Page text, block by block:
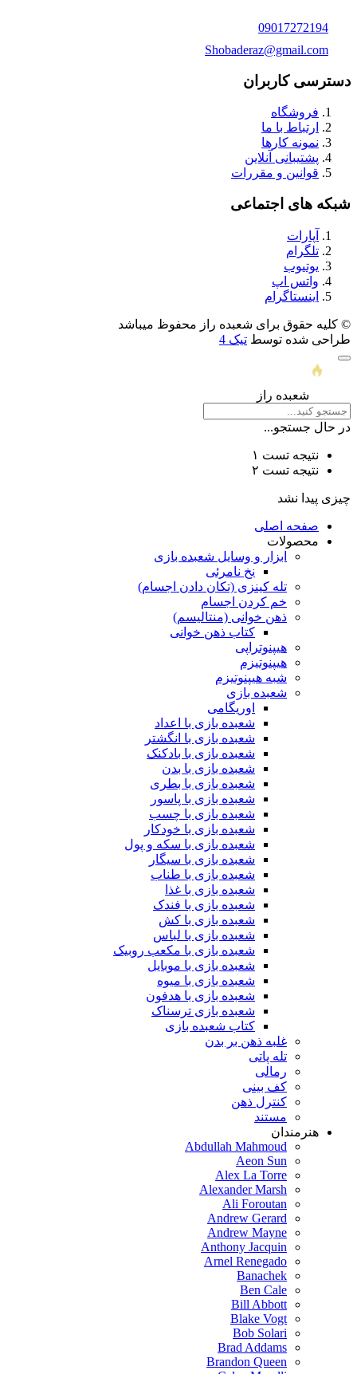
09017272194
Shobaderaz@gmail.com
دسترسی کاربران
فروشگاه
ارتباط با ما
نمونه کارها
پشتیبانی آنلاین
قوانین و مقررات
شبکه های اجتماعی
آپارات
تلگرام
یوتیوب
واتس اپ
اینستاگرام
© کلیه حقوق برای شعبده راز محفوظ میباشد
طراحی شده توسط تیک 4
شعبده راز
در حال جستجو...
نتیجه تست ۱
نتیجه تست ۲
چیزی پیدا نشد
صفحه اصلی
محصولات
ابزار و وسایل شعبده بازی
نخ نامرئی
تله کینزی (تکان دادن اجسام)
خم کردن اجسام
ذهن خوانی (منتالیسم)
کتاب ذهن خوانی
هیپنوتراپی
هیپنوتیزم
شبه هیپنوتیزم
شعبده بازی
اوریگامی
شعبده بازی با اعداد
شعبده بازی با انگشتر
شعبده بازی با بادکنک
شعبده بازی با بدن
شعبده بازی با بطری
شعبده بازی با پاسور
شعبده بازی با چسب
شعبده بازی با خودکار
شعبده بازی با سکه و پول
شعبده بازی با سیگار
شعبده بازی با طناب
شعبده بازی با غذا
شعبده بازی با فندک
شعبده بازی با کش
شعبده بازی با لباس
شعبده بازی با مکعب روبیک
شعبده بازی با موبایل
شعبده بازی با میوه
شعبده بازی با هدفون
شعبده بازی ترسناک
کتاب شعبده بازی
غلبه ذهن بر بدن
تله پاتی
رمالی
کف بینی
کنترل ذهن
مستند
هنرمندان
Abdullah Mahmoud
Aeon Sun
Alex La Torre
Alexander Marsh
Ali Foroutan
Andrew Gerard
Andrew Mayne
Anthony Jacquin
Arnel Renegado
Banachek
Ben Cale
Bill Abbott
Blake Vogt
Bob Solari
Brad Addams
Brandon Queen